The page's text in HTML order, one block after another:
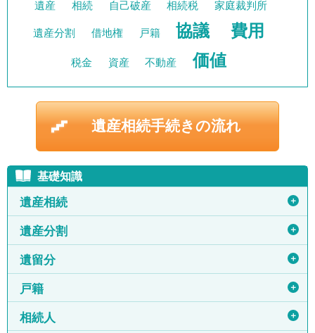
遺産 相続 自己破産 相続税 家庭裁判所
遺産分割 借地権 戸籍 協議 費用
税金 資産 不動産 価値
遺産相続手続きの流れ
基礎知識
遺産相続 ＋
遺産分割 ＋
遺留分 ＋
戸籍 ＋
相続人 ＋